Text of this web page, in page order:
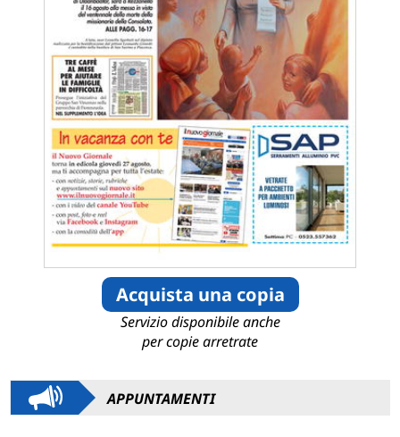
Acquista una copia
Servizio disponibile anche
per copie arretrate
APPUNTAMENTI